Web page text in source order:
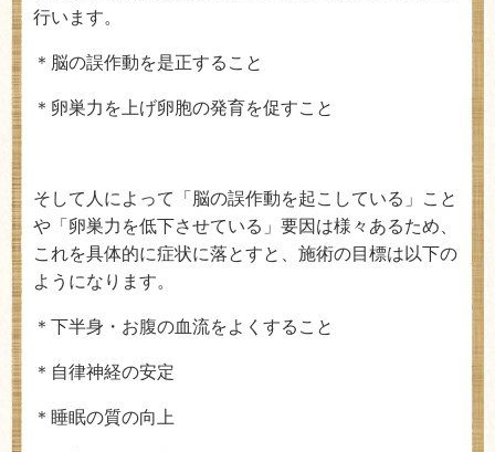
行います。
＊脳の誤作動を是正すること
＊卵巣力を上げ卵胞の発育を促すこと
そして人によって「脳の誤作動を起こしている」こと
や「卵巣力を低下させている」要因は様々あるため、
これを具体的に症状に落とすと、施術の目標は以下の
ようになります。
＊下半身・お腹の血流をよくすること
＊自律神経の安定
＊睡眠の質の向上